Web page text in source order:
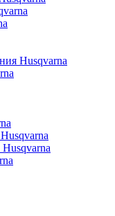
Husqvarna